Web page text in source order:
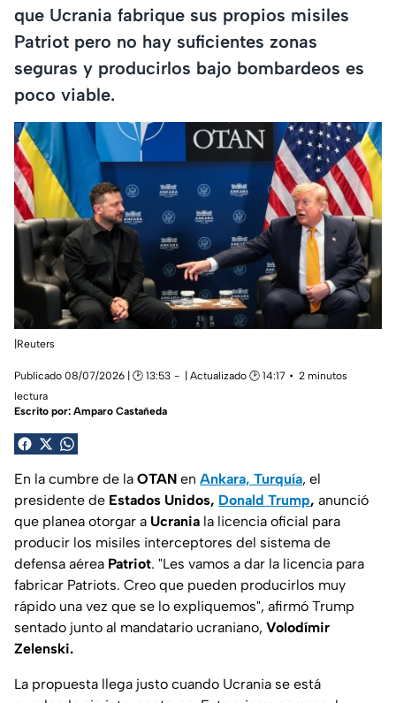
que Ucrania fabrique sus propios misiles
Patriot pero no hay suficientes zonas
seguras y producirlos bajo bombardeos es
poco viable.
|Reuters
Publicado 08/07/2026 | 🕑 13:53 | Actualizado 🕑 14:17
2 minutos
lectura
Escrito por: Amparo Castañeda
En la cumbre de la OTAN en Ankara, Turquía, el
presidente de Estados Unidos, Donald Trump, anunció
que planea otorgar a Ucrania la licencia oficial para
producir los misiles interceptores del sistema de
defensa aérea Patriot. "Les vamos a dar la licencia para
fabricar Patriots. Creo que pueden producirlos muy
rápido una vez que se lo expliquemos", afirmó Trump
sentado junto al mandatario ucraniano, Volodímir
Zelenski.
La propuesta llega justo cuando Ucrania se está